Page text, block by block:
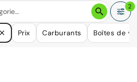
voitures qui pourraient répondre
à vos besoins.
2
Prix Carburants Boîtes de